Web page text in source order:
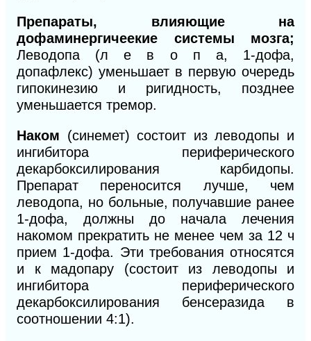
Препараты,
влияющие на
дофаминергичеекие системы мозга;
Леводопа (л е в о п а, 1-дофа,
допафлекс) уменьшает в первую очередь
гипокинезию и ригидность, позднее
уменьшается тремор.
Наком (синемет) состоит из леводопы и
ингибитора периферического
декарбоксилирования карбидопы.
Препарат переносится лучше, чем
леводопа, но больные, получавшие ранее
1-дофа, должны до начала лечения
накомом прекратить не менее чем за 12 ч
прием 1-дофа. Эти требования относятся
и к мадопару (состоит из леводопы и
ингибитора периферического
декарбоксилирования бенсеразида в
соотношении 4:1).